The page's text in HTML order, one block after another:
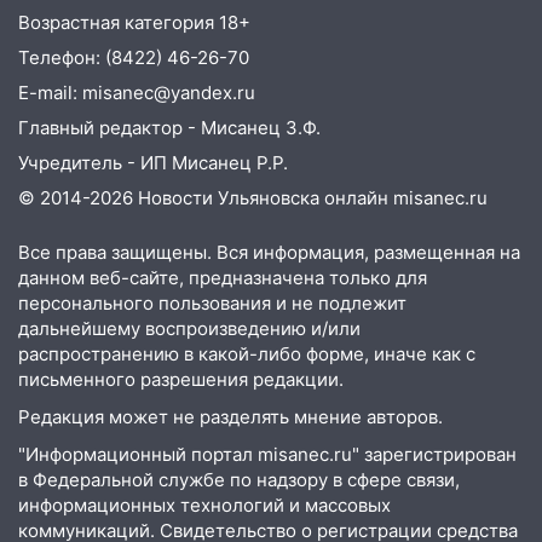
России
19:12
В Ульяновской области
руководителя частной компании
наказали за сокрытие прошлого своего
сотрудник
18:02 В Ульяновск едут звезды
17:08 Ульяновский областной суд
оставил в силе приговор руководству
«УльяновскФармации» за махинации на
3,2 млн рублей
16:09 Ветераны легкой атлетики из
Ульяновска успешно выступили на
Чемпионате России
16:02 В Ульяновской области убрали
более 28% площадей зерновых и
Возрастная категория 18+
Телефон: (8422) 46-26-70
E-mail: misanec@yandex.ru
Главный редактор - Мисанец З.Ф.
Учредитель - ИП Мисанец Р.Р.
© 2014-2026 Новости Ульяновска онлайн misanec.ru
Все права защищены. Вся информация, размещенная на
данном веб-сайте, предназначена только для
персонального пользования и не подлежит
дальнейшему воспроизведению и/или
распространению в какой-либо форме, иначе как с
письменного разрешения редакции.
Редакция может не разделять мнение авторов.
"Информационный портал misanec.ru" зарегистрирован
в Федеральной службе по надзору в сфере связи,
информационных технологий и массовых
коммуникаций. Свидетельство о регистрации средства